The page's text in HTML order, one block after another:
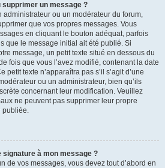
un message ?
administrateur ou un modérateur du forum,
que vos propres messages. Vous
en cliquant le bouton adéquat, parfois
que le message initial ait été publié. Si
message, un petit texte situé en dessous du
fois que vous l’avez modifié, contenant la date
petit texte n’apparaîtra pas s’il s’agit d’une
ou un administrateur, bien qu’ils
concernant leur modification. Veuillez
ne peuvent pas supprimer leur propre
publiée.
à mon message ?
de vos messages, vous devez tout d’abord en